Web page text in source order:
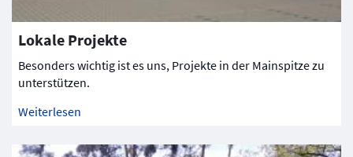
Lokale Projekte
Besonders wichtig ist es uns, Projekte in der Mainspitze zu
unterstützen.
Weiterlesen